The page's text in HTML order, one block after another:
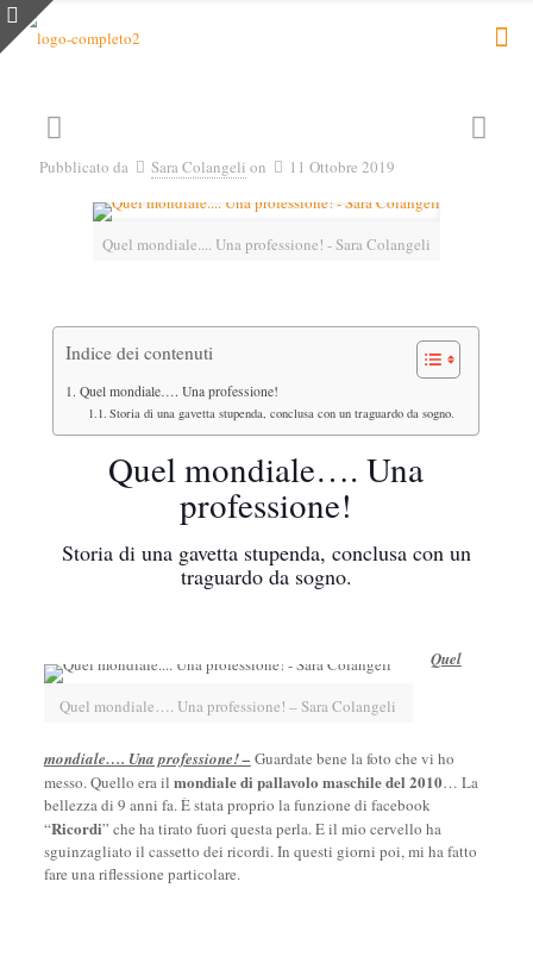
Pubblicato da Sara Colangeli on 11 Ottobre 2019
Quel mondiale.... Una professione! - Sara Colangeli
Indice dei contenuti
Quel mondiale…. Una professione!
Storia di una gavetta stupenda, conclusa con un traguardo da sogno.
Quel mondiale…. Una
professione!
Storia di una gavetta stupenda, conclusa con un
traguardo da sogno.
Quel mondiale…. Una professione! – Sara Colangeli
Quel
mondiale…. Una professione! – Guardate bene la foto che vi ho
messo. Quello era il mondiale di pallavolo maschile del 2010… La
bellezza di 9 anni fa. È stata proprio la funzione di facebook
“Ricordi” che ha tirato fuori questa perla. E il mio cervello ha
sguinzagliato il cassetto dei ricordi. In questi giorni poi, mi ha fatto
fare una riflessione particolare.